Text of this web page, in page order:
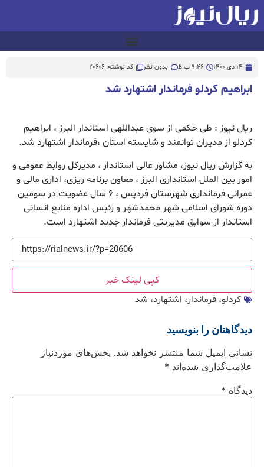
14 دی 1400 9:46 ب.ظ بدون نظر کد نوشته: 20606
ابراهیم کردلو فرماندار اشتهارد شد
ریال نیوز : طی حکمی از سوی عبداللهی استاندار البرز ، ابراهیم
کردلو از مدیران توانمند و شایسته استان ،فرماندار اشتهارد شد.
به گزارش ریال نیوز، مشاور عالی استاندار ، مدیرکل روابط عمومی و‌
امور بین الملل استانداری البرز ، معاون برنامه ریزی، اداری مالی و
عمرانی فرمانداری شهرستان فردیس ، ۶ سال عضویت در سومین
دوره شورای اسلامی شهر محمدشهر و رئیس اداره منابع انسانی
استاندار از سوابق مدیریتی فرماندار جدید اشتهارد است.
کپی لینک خبر
کردلو، فرماندار، اشتهارد، شد
دیدگاهتان را بنویسید
نشانی ایمیل شما منتشر نخواهد شد. بخش‌های موردنیاز
علامت‌گذاری شده‌اند *
دیدگاه *